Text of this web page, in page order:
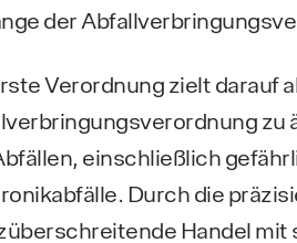
der
Verordnung zielt darauf
zu
einschließlich
Durch die
Handel